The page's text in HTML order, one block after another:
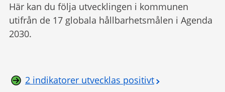
Här kan du följa utvecklingen i kommunen
utifrån de 17 globala hållbarhetsmålen i Agenda
2030.
2 indikatorer utvecklas positivt